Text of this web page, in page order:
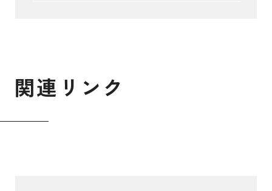
関連 リ ン ク